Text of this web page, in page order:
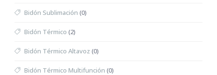
Bidón Sublimación (0)
Bidón Térmico (2)
Bidón Térmico Altavoz (0)
Bidón Térmico Multifunción (0)